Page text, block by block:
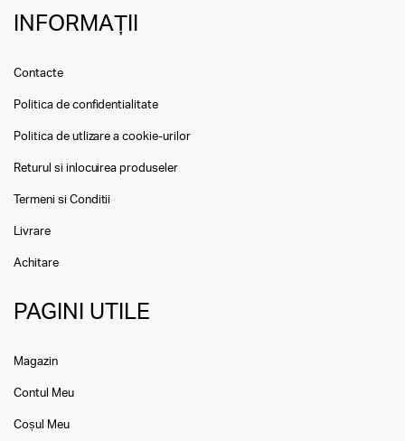
INFORMAȚII
Contacte
Politica de confidentialitate
Politica de utlizare a cookie-urilor
Returul si inlocuirea produseler
Termeni si Conditii
Livrare
Achitare
PAGINI UTILE
Magazin
Contul Meu
Coșul Meu